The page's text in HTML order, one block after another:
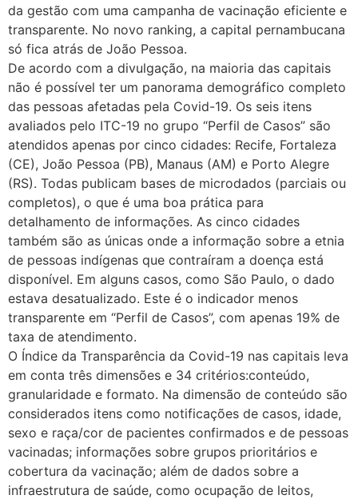
da gestão com uma campanha de vacinação eficiente e
transparente. No novo ranking, a capital pernambucana
só fica atrás de João Pessoa.
De acordo com a divulgação, na maioria das capitais
não é possível ter um panorama demográfico completo
das pessoas afetadas pela Covid-19. Os seis itens
avaliados pelo ITC-19 no grupo “Perfil de Casos” são
atendidos apenas por cinco cidades: Recife, Fortaleza
(CE), João Pessoa (PB), Manaus (AM) e Porto Alegre
(RS). Todas publicam bases de microdados (parciais ou
completos), o que é uma boa prática para
detalhamento de informações. As cinco cidades
também são as únicas onde a informação sobre a etnia
de pessoas indígenas que contraíram a doença está
disponível. Em alguns casos, como São Paulo, o dado
estava desatualizado. Este é o indicador menos
transparente em “Perfil de Casos”, com apenas 19% de
taxa de atendimento.
O Índice da Transparência da Covid-19 nas capitais leva
em conta três dimensões e 34 critérios:conteúdo,
granularidade e formato. Na dimensão de conteúdo são
considerados itens como notificações de casos, idade,
sexo e raça/cor de pacientes confirmados e de pessoas
vacinadas; informações sobre grupos prioritários e
cobertura da vacinação; além de dados sobre a
infraestrutura de saúde, como ocupação de leitos,